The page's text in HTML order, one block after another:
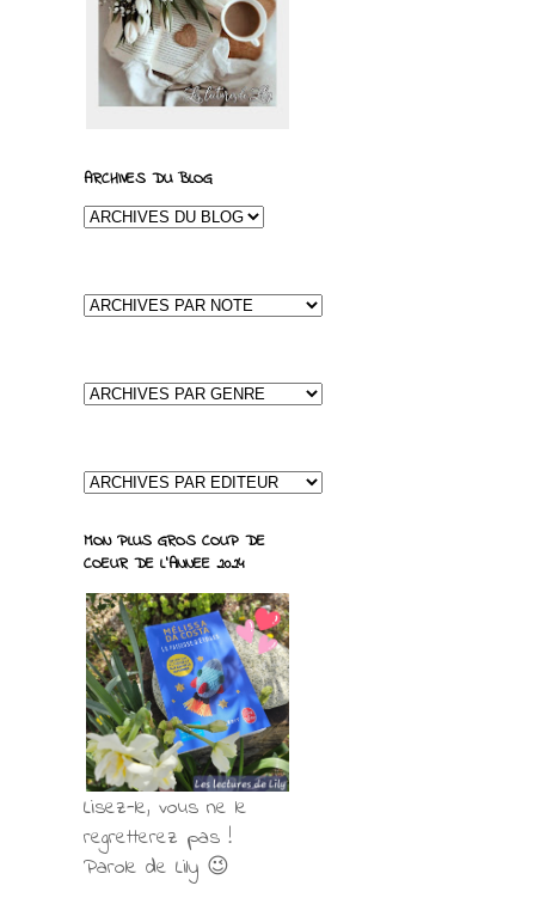
ARCHIVES DU BLOG
MON PLUS GROS COUP DE
COEUR DE L'ANNEE 2024
Lisez-le, vous ne le
regretterez pas !
Parole de Lily 😉